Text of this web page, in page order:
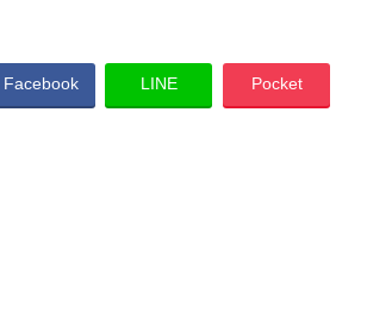
Facebook LINE Pocket